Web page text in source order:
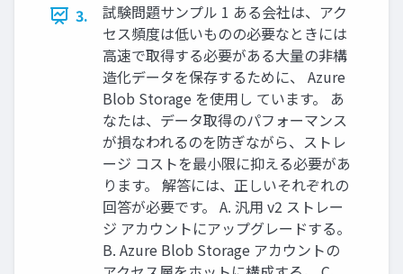
3.
試験問題サンプル 1 ある会社は、アク
セス頻度は低いものの必要なときには
高速で取得する必要がある大量の非構
造化データを保存するために、 Azure
Blob Storage を使用し ています。 あ
なたは、データ取得のパフォーマンス
が損なわれるのを防ぎながら、ストレ
ージ コストを最小限に抑える必要があ
ります。 解答には、正しいそれぞれの
回答が必要です。 A. 汎用 v2 ストレー
ジ アカウントにアップグレードする。
B. Azure Blob Storage アカウントの